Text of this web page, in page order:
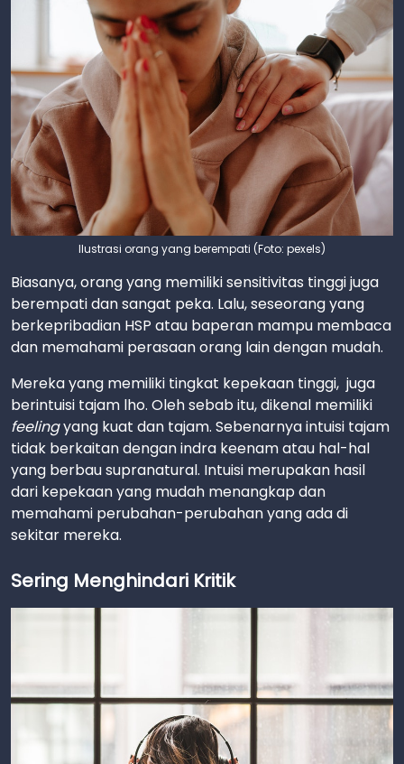
Ilustrasi orang yang berempati (Foto: pexels)
Biasanya, orang yang memiliki sensitivitas tinggi juga
berempati dan sangat peka. Lalu, seseorang yang
berkepribadian HSP atau baperan mampu membaca
dan memahami perasaan orang lain dengan mudah.
Mereka yang memiliki tingkat kepekaan tinggi, juga
berintuisi tajam lho. Oleh sebab itu, dikenal memiliki
feelingyang kuat dan tajam. Sebenarnya intuisi tajam
tidak berkaitan dengan indra keenam atau hal-hal
yang berbau supranatural. Intuisi merupakan hasil
dari kepekaan yang mudah menangkap dan
memahami perubahan-perubahan yang ada di
sekitar mereka.
Sering Menghindari Kritik